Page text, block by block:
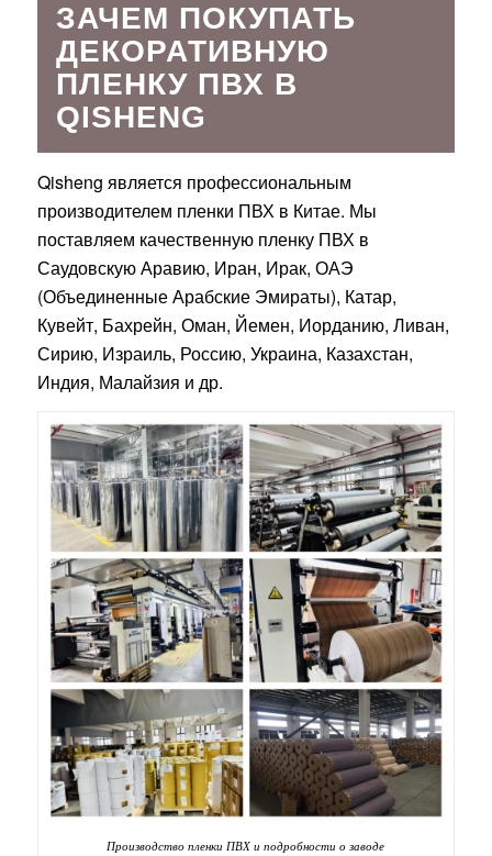
ЗАЧЕМ ПОКУПАТЬ
ДЕКОРАТИВНУЮ
ПЛЕНКУ ПВХ В
QISHENG
Qisheng является профессиональным
производителем пленки ПВХ в Китае. Мы
поставляем качественную пленку ПВХ в
Саудовскую Аравию, Иран, Ирак, ОАЭ
(Объединенные Арабские Эмираты), Катар,
Кувейт, Бахрейн, Оман, Йемен, Иорданию, Ливан,
Сирию, Израиль, Россию, Украина, Казахстан,
Индия, Малайзия и др.
Производство пленки ПВХ и подробности о заводе